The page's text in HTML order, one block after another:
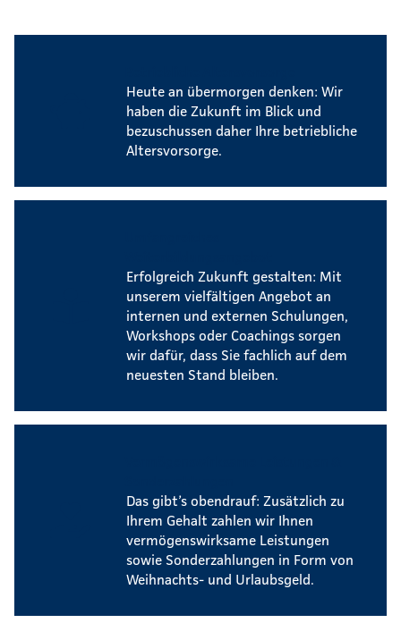
Heute an übermorgen denken: Wir
haben die Zukunft im Blick und
bezuschussen daher Ihre betriebliche
Altersvorsorge.
Erfolgreich Zukunft gestalten: Mit
unserem vielfältigen Angebot an
internen und externen Schulungen,
Workshops oder Coachings sorgen
wir dafür, dass Sie fachlich auf dem
neuesten Stand bleiben.
Das gibt’s obendrauf: Zusätzlich zu
Ihrem Gehalt zahlen wir Ihnen
vermögenswirksame Leistungen
sowie Sonderzahlungen in Form von
Weihnachts- und Urlaubsgeld.